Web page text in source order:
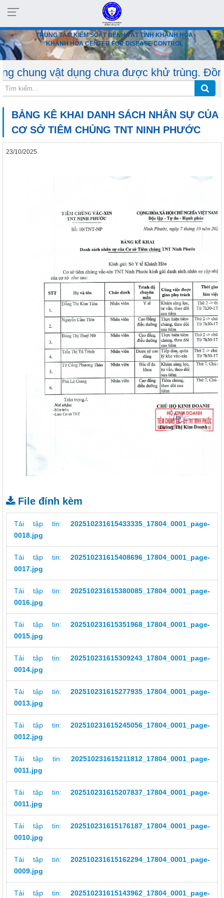
TRUNG TÂM KIỂM SOÁT BỆNH TẬT TỈNH KHÁNH HÒA
KHÁNH HÒA CENTER FOR DISEASE CONTROL
dụng chưa được khử trùng.
BẢNG KÊ KHAI DANH SÁCH NHÂN SỰ CỦA
CƠ SỞ TIÊM CHỦNG TNT NINH PHƯỚC
23/10/2025
File đính kèm
Tải tập tin: 202510231615433335_17804_0001_page-
0018.jpg
Tải tập tin: 202510231615408696_17804_0001_page-
0017.jpg
Tải tập tin: 202510231615380085_17804_0001_page-
0016.jpg
Tải tập tin: 202510231615351968_17804_0001_page-
0015.jpg
Tải tập tin: 202510231615309243_17804_0001_page-
0014.jpg
Tải tập tin: 202510231615277935_17804_0001_page-
0013.jpg
Tải tập tin: 202510231615245056_17804_0001_page-
0012.jpg
Tải tập tin: 202510231615211812_17804_0001_page-
0011.jpg
Tải tập tin: 202510231615207837_17804_0001_page-
0011.jpg
Tải tập tin: 202510231615176187_17804_0001_page-
0010.jpg
Tải tập tin: 202510231615162294_17804_0001_page-
0009.jpg
Tải tập tin: 202510231615143962_17804_0001_page-